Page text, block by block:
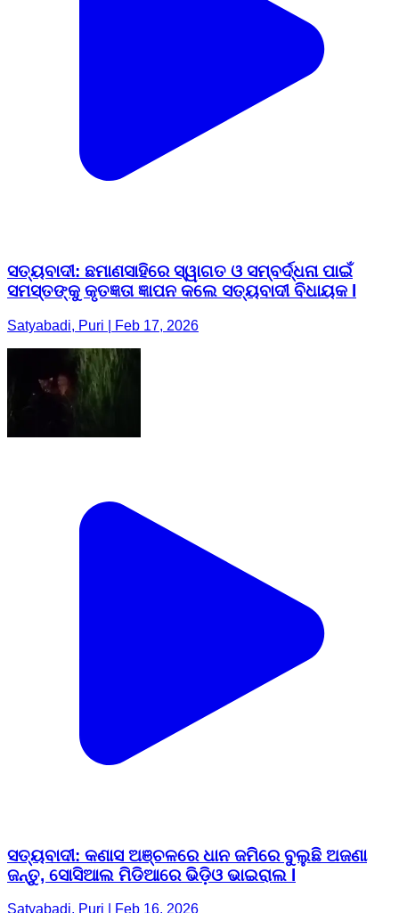
ସତ୍ୟବାଦୀ: ଛମାଣସାହିରେ ସ୍ୱାଗତ ଓ ସମ୍ବର୍ଦ୍ଧନା ପାଇଁ
ସମସ୍ତଙ୍କୁ କୃତଜ୍ଞତା ଜ୍ଞାପନ କଲେ ସତ୍ୟବାଦୀ ବିଧାୟକ l
Satyabadi, Puri | Feb 17, 2026
ସତ୍ୟବାଦୀ: କଣାସ ଅଞ୍ଚଳରେ ଧାନ ଜମିରେ ବୁଲୁଛି ଅଜଣା
ଜନ୍ତୁ, ସୋସିଆଲ ମିଡିଆରେ ଭିଡ଼ିଓ ଭାଇରାଲ l
Satyabadi, Puri | Feb 16, 2026